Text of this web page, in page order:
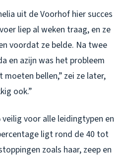
uit de Voorhof hier succes
liep al weken traag, en ze
voordat ze belde. Na twee
en azijn was het probleem
bellen,” zei ze later,
ook.”
voor alle leidingtypen en
ligt rond de 40 tot
zoals haar, zeep en